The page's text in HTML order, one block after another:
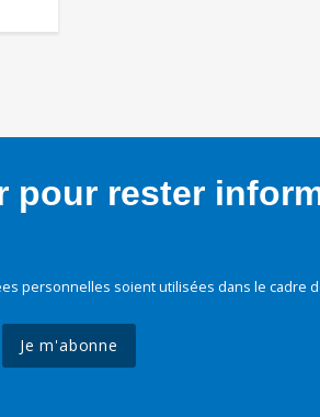
pour rester
personnelles soient utilisées dans le cadre
Je m'abonne